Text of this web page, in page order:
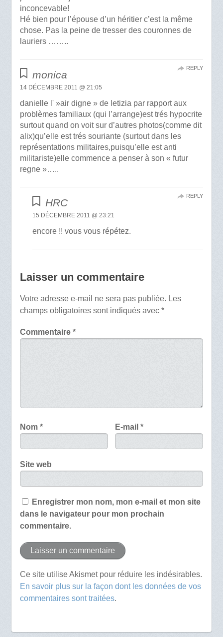
inconcevable!
Hé bien pour l’épouse d’un héritier c’est la même
chose. Pas la peine de tresser des couronnes de
lauriers ……..
monica
14 DÉCEMBRE 2011 @ 21:05
danielle l' »air digne » de letizia par rapport aux
problèmes familiaux (qui l’arrange)est trés hypocrite
surtout quand on voit sur d’autres photos(comme dit
alix)qu’elle est trés souriante (surtout dans les
représentations militaires,puisqu’elle est anti
militariste)elle commence a penser à son « futur
regne »…..
REPLY
HRC
15 DÉCEMBRE 2011 @ 23:21
encore !! vous vous répétez.
REPLY
Laisser un commentaire
Votre adresse e-mail ne sera pas publiée. Les
champs obligatoires sont indiqués avec *
Commentaire *
Nom * E-mail*
Site web
Enregistrer mon nom, mon e-mail et mon site
dans le navigateur pour mon prochain
commentaire.
Ce site utilise Akismet pour réduire les indésirables.
En savoir plus sur la façon dont les données de vos
commentaires sont traitées.